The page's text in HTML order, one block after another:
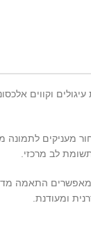
וקווים
מעניקים לתמונה
לב מרכזי.
התאמה
ומעודנת.